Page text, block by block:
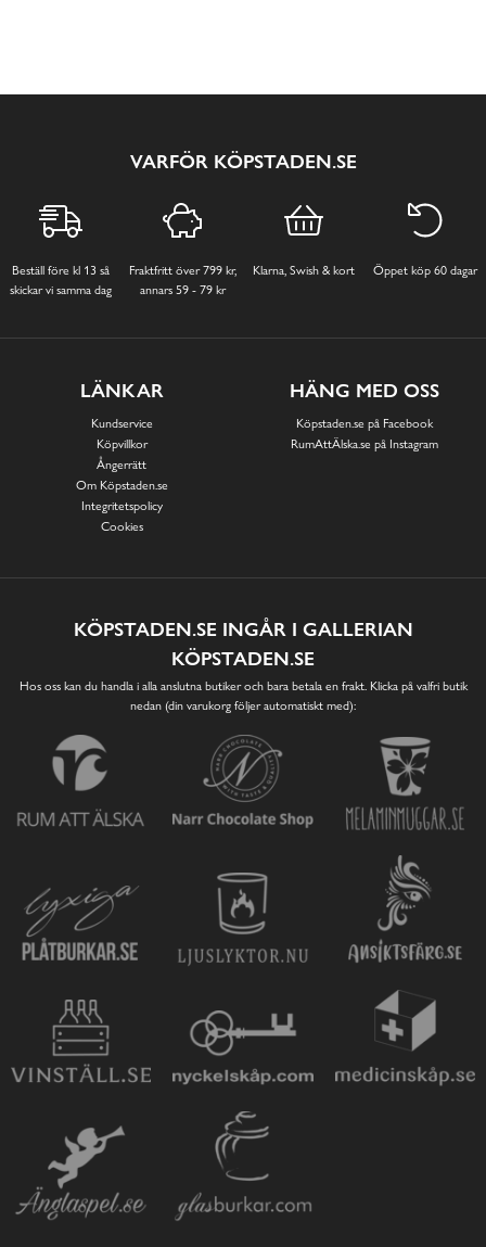
VARFÖR KÖPSTADEN.SE
Beställ före kl 13 så
skickar vi samma dag
Fraktfritt över 799 kr,
annars 59 - 79 kr
Klarna, Swish & kort Öppet köp 60 dagar
LÄNKAR
Kundservice
Köpvillkor
Ångerrätt
Om Köpstaden.se
Integritetspolicy
Cookies
HÄNG MED OSS
Köpstaden.se på Facebook
RumAttÄlska.se på Instagram
KÖPSTADEN.SE INGÅR I GALLERIAN
KÖPSTADEN.SE
Hos oss kan du handla i alla anslutna butiker och bara betala en frakt. Klicka på valfri butik
nedan (din varukorg följer automatiskt med):